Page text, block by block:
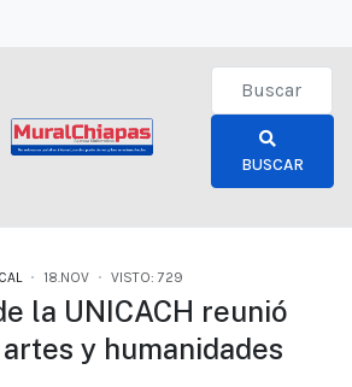
Type 2 or
BUSCAR
18.NOV VISTO: 729
la UNICACH reunió
y humanidades